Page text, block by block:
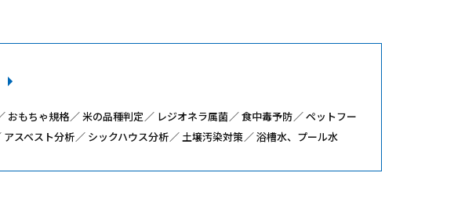
おもちゃ規格 米の品種判定 レジオネラ属菌 食中毒予防
ペットフー
アスベスト分析 シックハウス分析 土壌汚染対策 浴槽水、プール水